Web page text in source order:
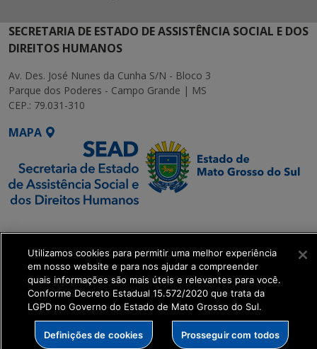
SECRETARIA DE ESTADO DE ASSISTÊNCIA SOCIAL E DOS
DIREITOS HUMANOS
Av. Des. José Nunes da Cunha S/N - Bloco 3
Parque dos Poderes - Campo Grande | MS
CEP.: 79.031-310
MAPA
Transformação Digital
get_footer();
Utilizamos cookies para permitir uma melhor experiência
em nosso website e para nos ajudar a compreender
quais informações são mais úteis e relevantes para você.
Conforme Decreto Estadual 15.572/2020 que trata da
LGPD no Governo do Estado de Mato Grosso do Sul.
Definições de cookies Prosseguir com todos